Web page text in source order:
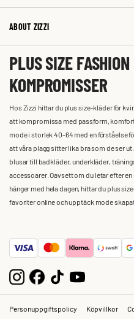
ABOUT ZIZZI
PLUS SIZE
KOMPROMISSER
Hos Zizzi hittar du plus size-kläder för
att kompromissa med passform,
mode i storlek 40-64 med en förståelse
att våra plagg sitter lika bra som de ser
blusar till badkläder, underkläder,
accessoarer. Oavsett om du letar efter
hänger med hela dagen, hittar du plus
favoriter online och upptäck mode
Personuppgiftspolicy Köpvillkor